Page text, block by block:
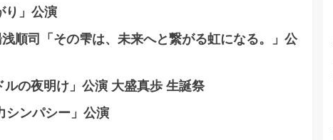
り」公演
順司「その雫は、未来へと繋がる虹になる。」公
の夜明け」公演 大盛真歩 生誕祭
シンパシー」公演